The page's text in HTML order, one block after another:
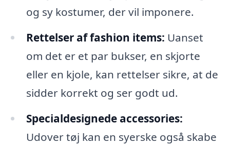
og sy kostumer, der vil imponere.
Rettelser af fashion items: Uanset
om det er et par bukser, en skjorte
eller en kjole, kan rettelser sikre, at de
sidder korrekt og ser godt ud.
Specialdesignede accessories:
Udover tøj kan en syerske også skabe